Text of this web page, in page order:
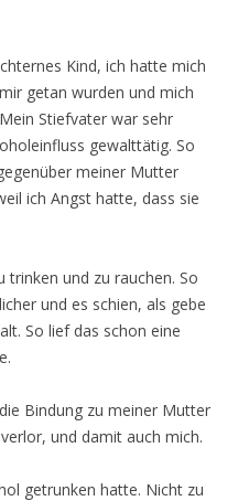
Kind, ich hatte mich
getan wurden und mich
Stiefvater war sehr
gewalttätig. So
meiner Mutter
ich Angst hatte, dass sie
trinken und zu rauchen. So
und es schien, als gebe
So lief das schon eine
Bindung zu meiner Mutter
und damit auch mich.
getrunken hatte. Nicht zu